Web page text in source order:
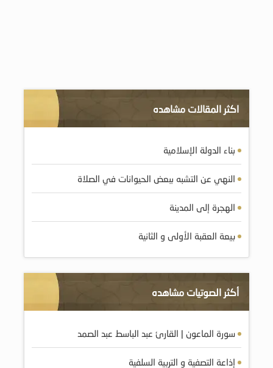
اكثر المقالات مشاهده
بناء الدولة الإسلامية
النهي عن التشبه ببعض الحيوانات في الصلاة
الهجرة إلى المدينة
بيعة العقبة الأولى و الثانية
أكثر الصوتيات مشاهده
سورة الماعون | القارئ عبد الباسط عبد الصمد
إذاعة التصفية و التربية السلفية